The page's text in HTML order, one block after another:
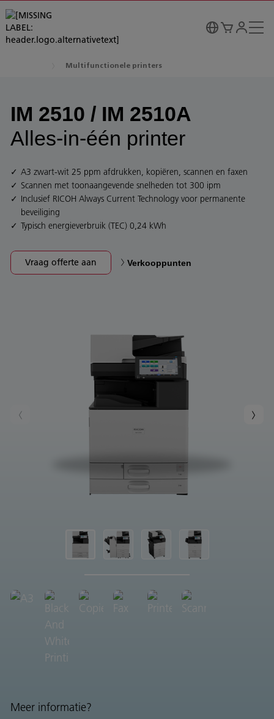
Multifunctionele printers
IM 2510 / IM 2510A
Alles-in-één printer
A3 zwart-wit 25 ppm afdrukken, kopiëren, scannen en faxen
Scannen met toonaangevende snelheden tot 300 ipm
Inclusief RICOH Always Current Technology voor permanente
beveiliging
Typisch energieverbruik (TEC) 0,24 kWh
Vraag offerte aan Verkooppunten
Meer informatie?